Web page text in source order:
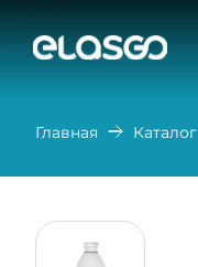
Главная Каталог